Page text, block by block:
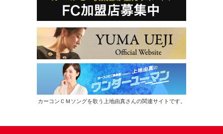
カーコンＣＭソングを歌う上地由真さんの関連サイトです。